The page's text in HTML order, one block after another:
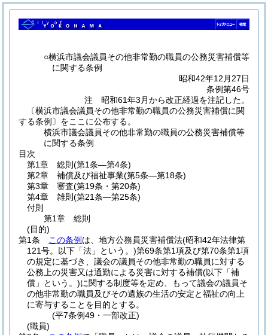
○横浜市議会議員その他非常勤の職員の公務災害補償等
に関する条例
昭和42年12月27日
条例第46号
注 昭和61年3月から改正経過を注記した。
〔横浜市議会議員その他非常勤の職員の公務災害補償に関
する条例〕をここに公布する。
横浜市議会議員その他非常勤の職員の公務災害補償等
に関する条例
目次
第1章
総則 (第1条―第4条)
第2章
補償及び福祉事業(第5条―第18条)
第3章
審査(第19条・第20条)
第4章
雑則 (第21条―第25条)
付則
第1章
総則
(目的)
第1条
この条例 は、地方公務員災害補償法(昭和42年法律第
121号。以下「法」という。)第69条第1項及び第70条第1項
の規定に基づき、議会の議員その他非常勤の職員に対する
公務上の災害又は通勤による災害に対する補償(以下「補
償」という。)に関する制度等を定め、もって議会の議員そ
の他非常勤の職員及びその遺族の生活の安定と福祉の向上
に寄与することを目的とする。
(平7条例49・一部改正)
(職員)